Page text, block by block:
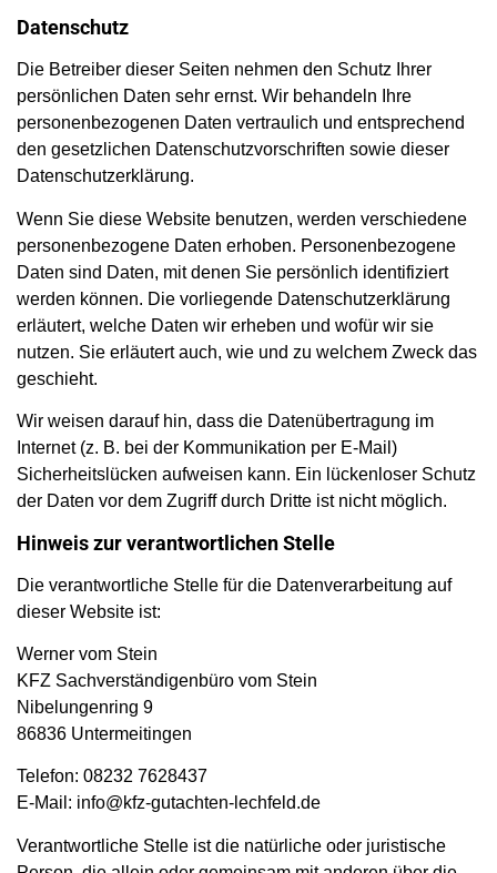
Datenschutz
Die Betreiber dieser Seiten nehmen den Schutz Ihrer
persönlichen Daten sehr ernst. Wir behandeln Ihre
personenbezogenen Daten vertraulich und entsprechend
den gesetzlichen Datenschutzvorschriften sowie dieser
Datenschutzerklärung.
Wenn Sie diese Website benutzen, werden verschiedene
personenbezogene Daten erhoben. Personenbezogene
Daten sind Daten, mit denen Sie persönlich identifiziert
werden können. Die vorliegende Datenschutzerklärung
erläutert, welche Daten wir erheben und wofür wir sie
nutzen. Sie erläutert auch, wie und zu welchem Zweck das
geschieht.
Wir weisen darauf hin, dass die Datenübertragung im
Internet (z. B. bei der Kommunikation per E-Mail)
Sicherheitslücken aufweisen kann. Ein lückenloser Schutz
der Daten vor dem Zugriff durch Dritte ist nicht möglich.
Hinweis zur verantwortlichen Stelle
Die verantwortliche Stelle für die Datenverarbeitung auf
dieser Website ist:
Werner vom Stein
KFZ Sachverständigenbüro vom Stein
Nibelungenring 9
86836 Untermeitingen
Telefon: 08232 7628437
E-Mail: info@kfz-gutachten-lechfeld.de
Verantwortliche Stelle ist die natürliche oder juristische